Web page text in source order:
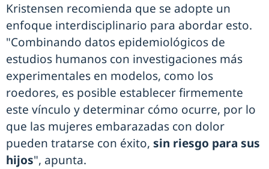
Kristensen recomienda que se adopte un
enfoque interdisciplinario para abordar esto.
"Combinando datos epidemiológicos de
estudios humanos con investigaciones más
experimentales en modelos, como los
roedores, es posible establecer firmemente
este vínculo y determinar cómo ocurre, por lo
que las mujeres embarazadas con dolor
pueden tratarse con éxito, sin riesgo para sus
hijos", apunta.